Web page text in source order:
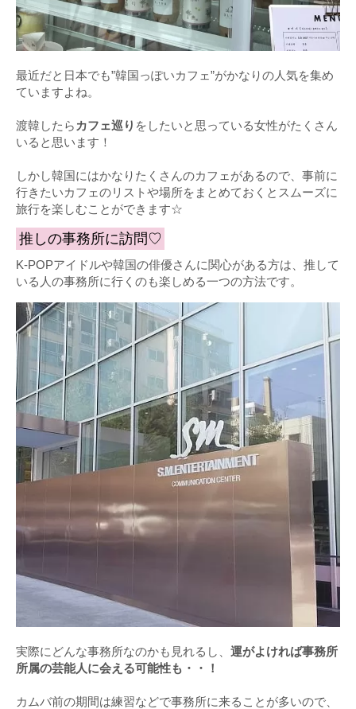
最近だと日本でも”韓国っぽいカフェ”がかなりの人気を集め
ていますよね。
渡韓したら カフェ巡り をしたいと思っている女性がたくさん
いると思います！
しかし韓国にはかなりたくさんのカフェがあるので、事前に
行きたいカフェのリストや場所をまとめておくとスムーズに
旅行を楽しむことができます☆
推しの事務所に訪問♡
K-POPアイドルや韓国の俳優さんに関心がある方は、推して
いる人の事務所に行くのも楽しめる一つの方法です。
実際にどんな事務所なのかも見れるし、 運がよければ事務所
所属の芸能人に会える可能性も・・！
カムバ前の期間は練習などで事務所に来ることが多いので、